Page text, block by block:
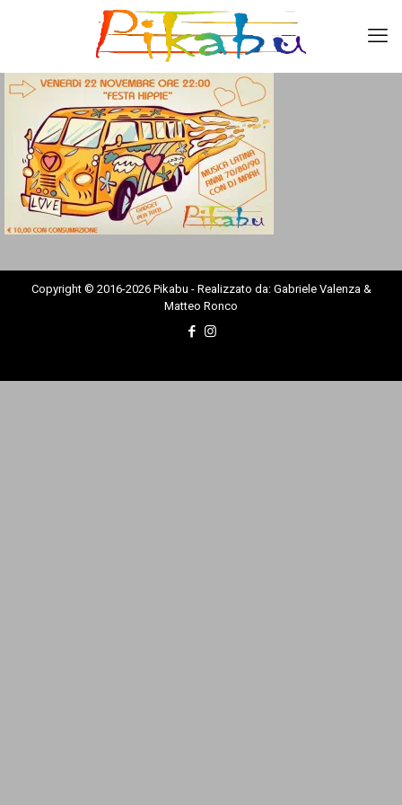
Copyright © 2016-2026 Pikabu - Realizzato da: Gabriele Valenza &
Matteo Ronco